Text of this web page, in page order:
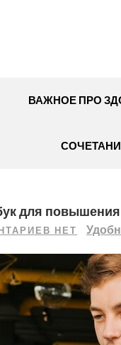
ВАЖНОЕ ПРО
для
НЕТ